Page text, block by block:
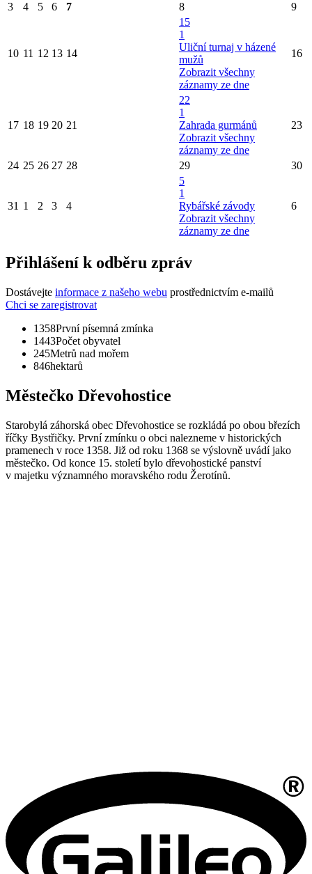
3 4 5 6 7 8 9
10 11 12 13 14
15
1
Uliční turnaj v házené
mužů
Zobrazit všechny
záznamy ze dne
16
17 18 19 20 21
22
1
Zahrada gurmánů
Zobrazit všechny
záznamy ze dne
23
24 25 26 27 28 29 30
31 1 2 3 4
5
1
Rybářské závody
Zobrazit všechny
záznamy ze dne
6
Přihlášení k odběru zpráv
Dostávejte informace z našeho webu prostřednictvím e-mailů
Chci se zaregistrovat
1358První písemná zmínka
1443Počet obyvatel
245Metrů nad mořem
846hektarů
Městečko Dřevohostice
Starobylá záhorská obec Dřevohostice se rozkládá po obou březích
říčky Bystřičky. První zmínku o obci nalezneme v historických
pramenech v roce 1358. Již od roku 1368 se výslovně uvádí jako
městečko. Od konce 15. století bylo dřevohostické panství
v majetku významného moravského rodu Žerotínů.